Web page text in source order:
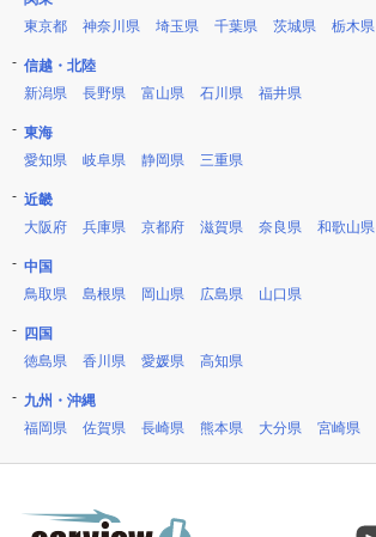
東京都
神奈川県 埼玉県 千葉県 茨城県 栃木県
信越・北陸
新潟県
長野県 富山県 石川県 福井県
東海
愛知県
岐阜県 静岡県 三重県
近畿
大阪府
兵庫県 京都府 滋賀県 奈良県 和歌山県
中国
鳥取県
島根県 岡山県 広島県 山口県
四国
徳島県
香川県 愛媛県 高知県
九州・沖縄
福岡県
佐賀県 長崎県 熊本県 大分県 宮崎県